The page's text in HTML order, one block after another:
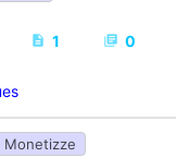
1 0
Monetizze